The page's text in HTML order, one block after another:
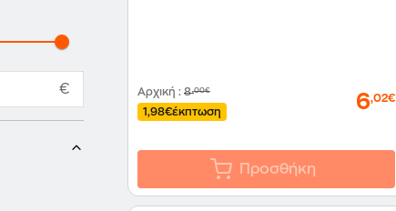
€ Αρχική : 8,00€
1,98€έκπτωση 6,02€
Προσθήκη